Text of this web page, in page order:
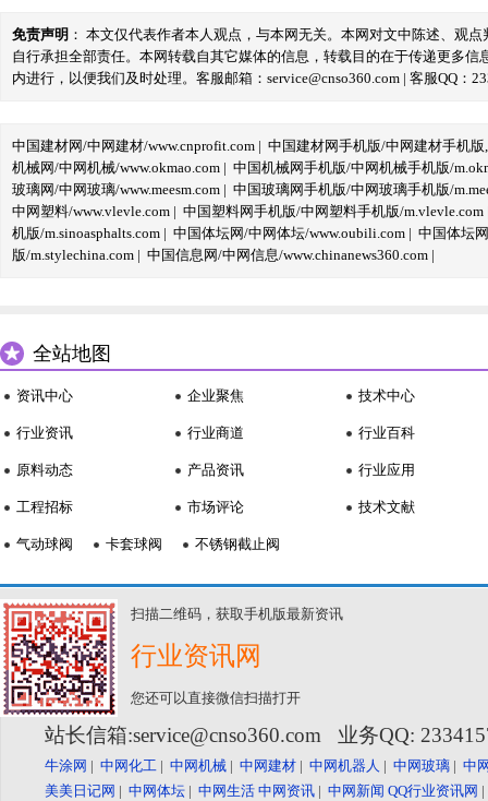
免责声明 ： 本文仅代表作者本人观点，与本网无关。本网对文中陈述、观
自行承担全部责任。本网转载自其它媒体的信息，转载目的在于传递更多
内进行，以便我们及时处理。客服邮箱：service@cnso360.com | 客服QQ：
中国建材网/中网建材/www.cnprofit.com | 中国建材网手机版/中网建材手机版
机械网/中网机械/www.okmao.com | 中国机械网手机版/中网机械手机版/
玻璃网/中网玻璃/www.meesm.com | 中国玻璃网手机版/中网玻璃手机版/
中网塑料/www.vlevle.com | 中国塑料网手机版/中网塑料手机版/m.vlevle.com
机版/m.sinoasphalts.com | 中国体坛网/中网体坛/www.oubili.com | 中国体坛
版/m.stylechina.com | 中国信息网/中网信息/www.chinanews360.com |
全站地图
资讯中心
行业资讯
原料动态
工程招标
企业聚焦
行业商道
产品资讯
市场评论
技术中心
行业百科
行业应用
技术文献
气动球阀 卡套球阀 不锈钢截止阀
扫描二维码，获取手机版最新资讯
行业资讯网
您还可以直接微信扫描打开
站长信箱:service@cnso360.com 业务QQ:
牛涂网 | 中网化工 | 中网机械 | 中网建材 | 中网机器人 | 中网玻璃 | 中
美美日记网 | 中网体坛 | 中网生活 中网资讯 | 中网新闻 QQ行业资讯网